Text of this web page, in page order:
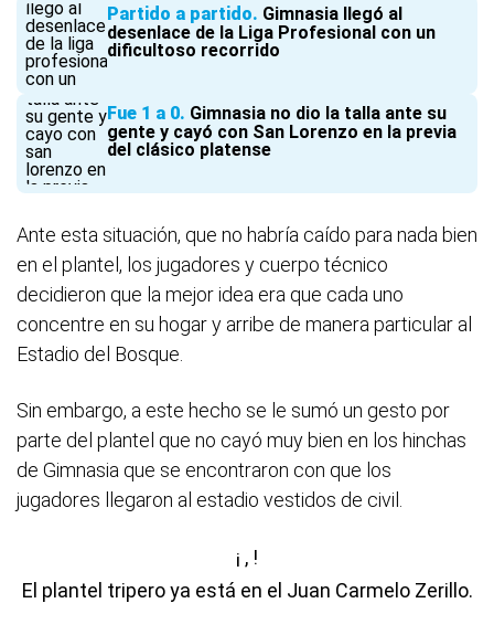
Partido a partido Gimnasia llegó al
desenlace de la Liga Profesional con un
dificultoso recorrido
Fue 1 a 0 Gimnasia no dio la talla ante su
gente y cayó con San Lorenzo en la previa
del clásico platense
Ante esta situación, que no habría caído para nada bien
en el plantel, los jugadores y cuerpo técnico
decidieron que la mejor idea era que cada uno
concentre en su hogar y arribe de manera particular al
Estadio del Bosque.
Sin embargo, a este hecho se le sumó un gesto por
parte del plantel que no cayó muy bien en los hinchas
de Gimnasia que se encontraron con que los
jugadores llegaron al estadio vestidos de civil.
¡ , !
El plantel tripero ya está en el Juan Carmelo Zerillo.